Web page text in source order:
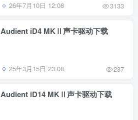
26年7月10日 12:08 3133
Audient iD4 MKⅡ声卡驱动下载
25年3月15日 23:08 237
Audient iD14 MKⅡ声卡驱动下载